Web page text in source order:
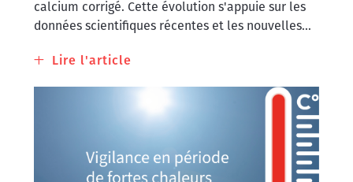
calcium corrigé. Cette évolution s'appuie sur les
données scientifiques récentes et les nouvelles...
Lire l'article
Calcium
:
nos